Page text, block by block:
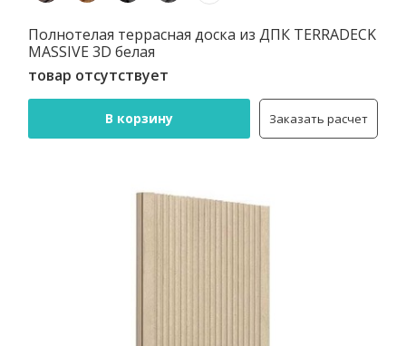
Полнотелая террасная доска из ДПК TERRADECK
MASSIVE 3D белая
товар отсутствует
В корзину Заказать расчет